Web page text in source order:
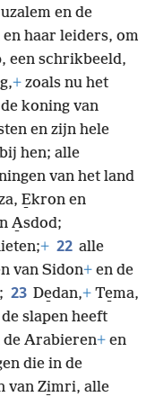
en de
haar leiders, om
een schrikbeeld,
+ zoals nu het
koning van
en zijn hele
hen; alle
van het land
E̱kron en
A̱sdod;
+ 22 alle
van Sidon+ en de
23 De̱dan,+ Te̱ma,
slapen heeft
de Arabieren+ en
die in de
van Zi̱mri, alle